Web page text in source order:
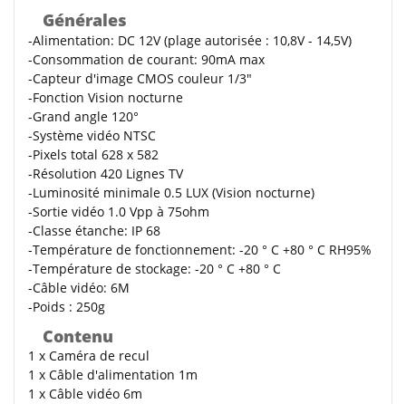
Générales
-Alimentation: DC 12V (plage autorisée : 10,8V - 14,5V)
-Consommation de courant: 90mA max
-Capteur d'image CMOS couleur 1/3"
-Fonction Vision nocturne
-Grand angle 120°
-Système vidéo NTSC
-Pixels total 628 x 582
-Résolution 420 Lignes TV
-Luminosité minimale 0.5 LUX (Vision nocturne)
-Sortie vidéo 1.0 Vpp à 75ohm
-Classe étanche: IP 68
-Température de fonctionnement: -20 ° C +80 ° C RH95%
-Température de stockage: -20 ° C +80 ° C
-Câble vidéo: 6M
-Poids : 250g
Contenu
1 x Caméra de recul
1 x Câble d'alimentation 1m
1 x Câble vidéo 6m